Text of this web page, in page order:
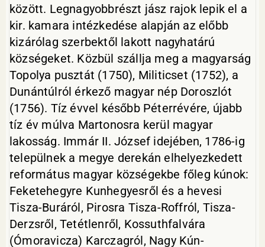
között. Legnagyobbrészt jász rajok lepik el a
kir. kamara intézkedése alapján az előbb
kizárólag szerbektől lakott nagyhatárú
községeket. Közbül szállja meg a magyarság
Topolya pusztát (1750), Militicset (1752), a
Dunántúlról érkező magyar nép Doroszlót
(1756). Tíz évvel később Péterrévére, újabb
tíz év múlva Martonosra kerül magyar
lakosság. Immár II. József idejében, 1786-ig
települnek a megye derekán elhelyezkedett
református magyar községekbe főleg kúnok:
Feketehegyre Kunhegyesről és a hevesi
Tisza-Buráról, Pirosra Tisza-Roffról, Tisza-
Derzsről, Tetétlenről, Kossuthfalvára
(Ómoravicza) Karczagról, Nagy Kún-